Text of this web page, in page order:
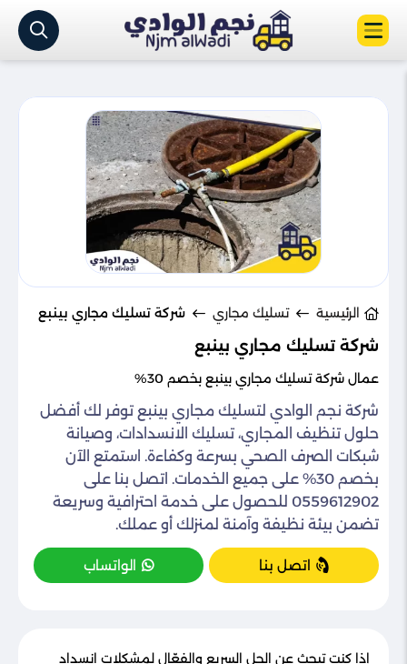
الرئيسية تسليك مجاري شركة تسليك مجاري بينبع
شركة تسليك مجاري بينبع
عمال شركة تسليك مجاري بينبع بخصم 30%
شركة نجم الوادي لتسليك مجاري بينبع توفر لك أفضل
حلول تنظيف المجاري، تسليك الانسدادات، وصيانة
شبكات الصرف الصحي بسرعة وكفاءة. استمتع الآن
بخصم 30% على جميع الخدمات. اتصل بنا على
0559612902 للحصول على خدمة احترافية وسريعة
تضمن بيئة نظيفة وآمنة لمنزلك أو عملك.
اتصل بنا الواتساب
إذا كنت تبحث عن الحل السريع والفعّال لمشكلات انسداد